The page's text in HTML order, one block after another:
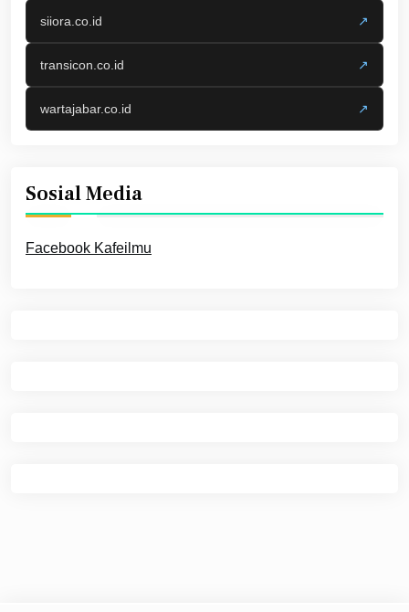
siiora.co.id ↗
transicon.co.id ↗
wartajabar.co.id ↗
Sosial Media
Facebook Kafeilmu